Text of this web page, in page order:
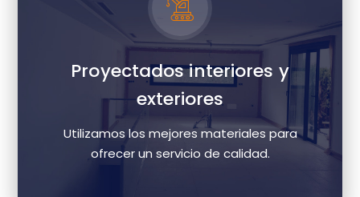
Proyectados interiores y
exteriores
Utilizamos los mejores materiales para
ofrecer un servicio de calidad.